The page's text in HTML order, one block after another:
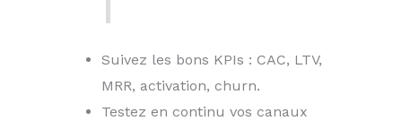
Suivez les bons KPIs : CAC, LTV,
MRR, activation, churn.
Testez en continu vos canaux